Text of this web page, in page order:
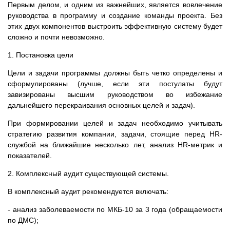
Первым делом, и одним из важнейших, является вовлечение
руководства в программу и создание команды проекта. Без
этих двух компонентов выстроить эффективную систему будет
сложно и почти невозможно.
1. Постановка цели
Цели и задачи программы должны быть четко определены и
сформулированы (лучше, если эти постулаты будут
завизированы высшим руководством во избежание
дальнейшего перекраивания основных целей и задач).
При формировании целей и задач необходимо учитывать
стратегию развития компании, задачи, стоящие перед HR-
службой на ближайшие несколько лет, анализ HR-метрик и
показателей.
2. Комплексный аудит существующей системы.
В комплексный аудит рекомендуется включать:
- анализ заболеваемости по МКБ-10 за 3 года (обращаемости
по ДМС);